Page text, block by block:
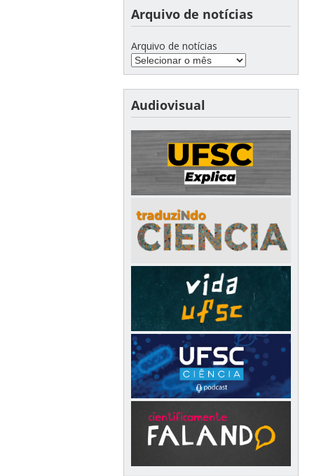
Arquivo de notícias
Arquivo de notícias
Audiovisual